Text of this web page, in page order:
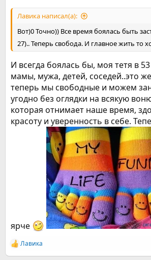
Лавика написал(а):
Вот)0 Точно)) Все время боялась быть
27).. Теперь свобода. И главное жить то
И всегда боялась бы, моя тетя в
мамы, мужа, детей, соседей..это
теперь мы свободные и можем
угодно без оглядки на всякую
которая отнимает наше время,
красоту и уверенность в себе.
ярче
Р
е
Лавика